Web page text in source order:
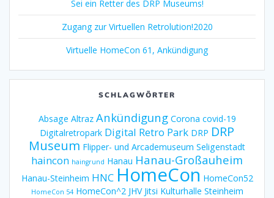
Sei ein Retter des DRP Museums!
Zugang zur Virtuellen Retrolution!2020
Virtuelle HomeCon 61, Ankündigung
SCHLAGWÖRTER
Absage Altraz Ankündigung Corona covid-19
Digitalretropark Digital Retro Park DRP DRP
Museum Flipper- und Arcademuseum Seligenstadt
haincon haingrund Hanau Hanau-Großauheim
Hanau-Steinheim HNC HomeCon HomeCon52
HomeCon 54 HomeCon^2 JHV Jitsi Kulturhalle Steinheim